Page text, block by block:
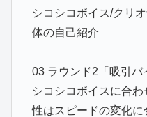
シコシコボイス/クリ
体の自己紹介
03 ラウンド2「吸引バ
シコシコボイスに合
性はスピードの変化に